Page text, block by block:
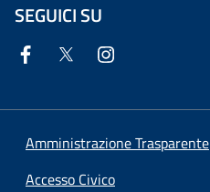
SEGUICI SU
Amministrazione Trasparente
Accesso Civico